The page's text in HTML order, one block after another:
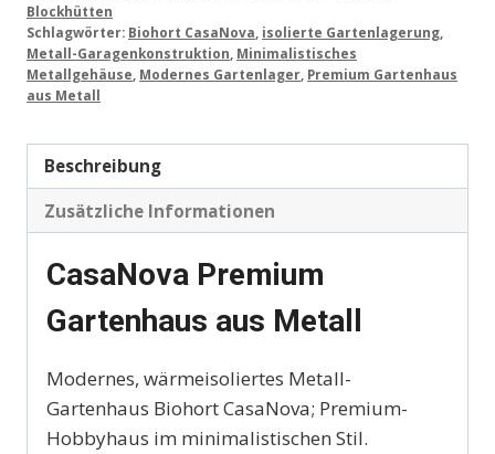
Blockhütten
Schlagwörter: Biohort CasaNova isolierte Gartenlagerung
Metall-Garagenkonstruktion Minimalistisches
Metallgehäuse Modernes Gartenlager Premium Gartenhaus
aus Metall
Beschreibung
Zusätzliche Informationen
CasaNova Premium
Gartenhaus aus Metall
Modernes, wärmeisoliertes Metall-
Gartenhaus Biohort CasaNova; Premium-
Hobbyhaus im minimalistischen Stil.